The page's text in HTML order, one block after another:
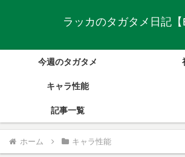
ラッカのタガタメ日記【
今週のタガタメ
キャラ性能
記事一覧
ホーム キャラ性能